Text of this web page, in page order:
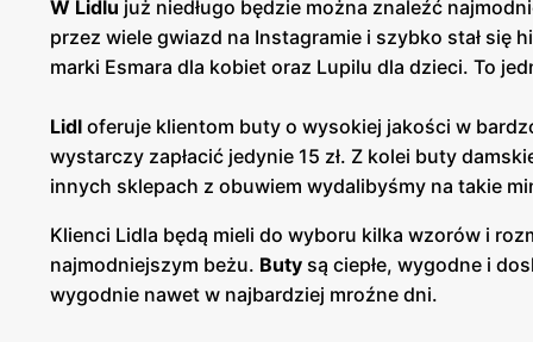
W Lidlu już niedługo będzie można znaleźć
przez wiele gwiazd na Instagramie i szybko stał się
marki Esmara dla kobiet oraz Lupilu dla dzieci. To
Lidl oferuje klientom buty o wysokiej jakości w
wystarczy zapłacić jedynie 15 zł. Z kolei buty
innych sklepach z obuwiem wydalibyśmy na takie
Klienci Lidla będą mieli do wyboru kilka wzorów i
najmodniejszym beżu. Buty są ciepłe, wygodne i
wygodnie nawet w najbardziej mroźne dni.